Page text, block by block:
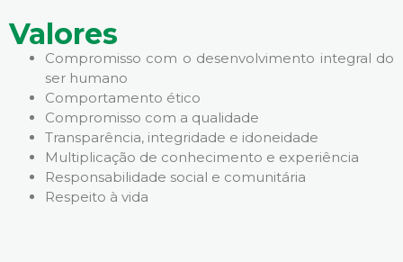
Valores
Compromisso com o desenvolvimento integral do
ser humano
Comportamento ético
Compromisso com a qualidade
Transparência, integridade e idoneidade
Multiplicação de conhecimento e experiência
Responsabilidade social e comunitária
Respeito à vida